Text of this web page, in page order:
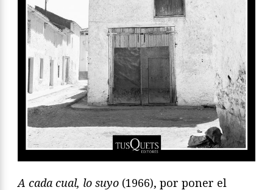
A cada cual, lo suyo (1966), por poner el